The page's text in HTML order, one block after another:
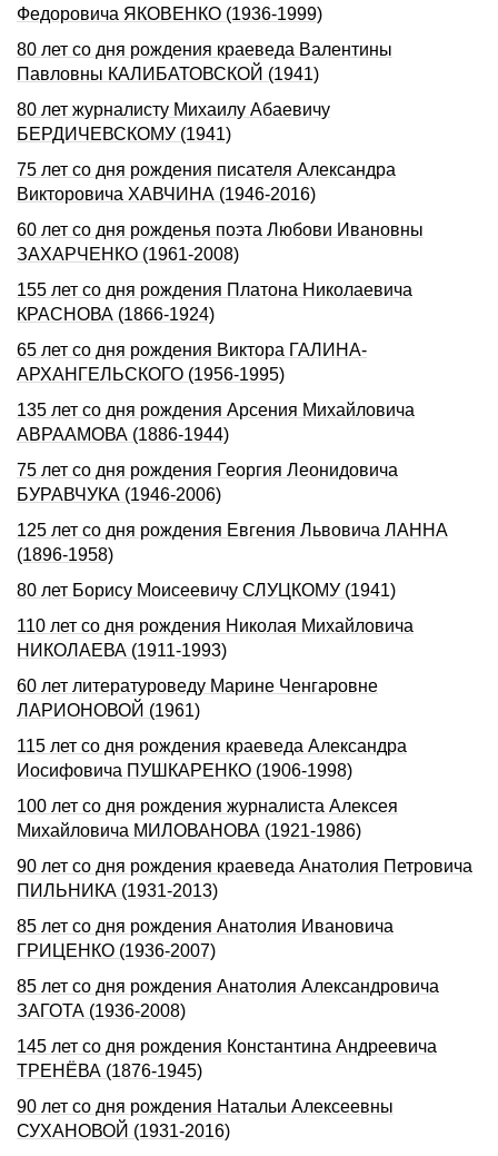
Федоровича ЯКОВЕНКО (1936-1999)
80 лет со дня рождения краеведа Валентины
Павловны КАЛИБАТОВСКОЙ (1941)
80 лет журналисту Михаилу Абаевичу
БЕРДИЧЕВСКОМУ (1941)
75 лет со дня рождения писателя Александра
Викторовича ХАВЧИНА (1946-2016)
60 лет со дня рожденья поэта Любови Ивановны
ЗАХАРЧЕНКО (1961-2008)
155 лет со дня рождения Платона Николаевича
КРАСНОВА (1866-1924)
65 лет со дня рождения Виктора ГАЛИНА-
АРХАНГЕЛЬСКОГО (1956-1995)
135 лет со дня рождения Арсения Михайловича
АВРААМОВА (1886-1944)
75 лет со дня рождения Георгия Леонидовича
БУРАВЧУКА (1946-2006)
125 лет со дня рождения Евгения Львовича ЛАННА
(1896-1958)
80 лет Борису Моисеевичу СЛУЦКОМУ (1941)
110 лет со дня рождения Николая Михайловича
НИКОЛАЕВА (1911-1993)
60 лет литературоведу Марине Ченгаровне
ЛАРИОНОВОЙ (1961)
115 лет со дня pождения краеведа Александpа
Иосифовича ПУШКАРЕHКО (1906-1998)
100 лет со дня рождения журналиста Алексея
Михайловича МИЛОВАНОВА (1921-1986)
90 лет со дня рождения краеведа Анатолия Петровича
ПИЛЬНИКА (1931-2013)
85 лет со дня рождения Анатолия Ивановича
ГРИЦЕНКО (1936-2007)
85 лет со дня рождения Анатолия Александровича
ЗАГОТА (1936-2008)
145 лет со дня pождения Константина Андpеевича
ТРЕHЁВА (1876-1945)
90 лет со дня рождения Натальи Алексеевны
СУХАHОВОЙ (1931-2016)